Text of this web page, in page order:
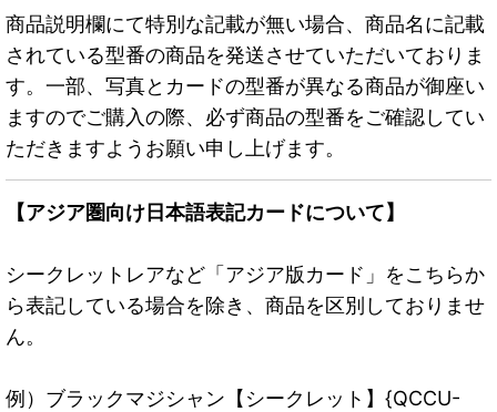
商品説明欄にて特別な記載が無い場合、商品名に記載
されている型番の商品を発送させていただいておりま
す。一部、写真とカードの型番が異なる商品が御座い
ますのでご購入の際、必ず商品の型番をご確認してい
ただきますようお願い申し上げます。
【アジア圏向け日本語表記カードについて】
シークレットレアなど「アジア版カード」をこちらか
ら表記している場合を除き、商品を区別しておりませ
ん。
例）ブラックマジシャン【シークレット】{QCCU-